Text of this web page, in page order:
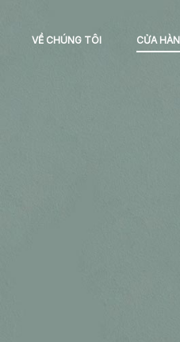
VỀ CHÚNG TÔI CỬA